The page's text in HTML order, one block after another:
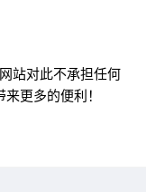
站对此不承担任何
更多的便利！